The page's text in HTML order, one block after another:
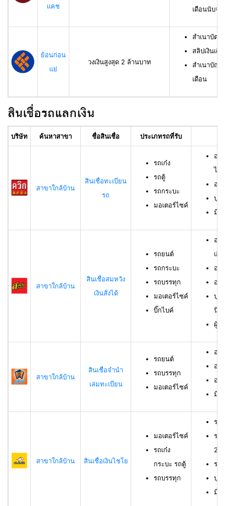
แคช
เดือนนับจ
ย้อนก่อน
แย่
วงเงินสูงสุด 2 ล้านบาท
สำเนาบัต
สลิปเงินเดื
สำเนาบัญชี
เดือน
สินเชื่อรถแลกเงิน
บริษัท ค้นหาสาขา ชื่อสินเชื่อ ประเภทรถที่รับ
สาขาใกล้บ้าน
สินเชื่อทะเบียน
รถ
รถเก๋ง
รถตู้
รถกระบะ
มอเตอร์ไซค์
อา
ไม่
อา
บุค
มีชื่
สาขาใกล้บ้าน
สินเชื่อสมหวัง
เงินสั่งได้
รถยนต์
รถกระบะ
รถบรรทุก
มอเตอร์ไซค์
บิ๊กไบค์
อา
เกิ
อา
อา
บุค
นิติ
ผู้กู้
สาขาใกล้บ้าน
สินเชื่อจำนำ
เล่มทะเบียน
รถยนต์
รถบรรทุก
มอเตอร์ไซค์
อา
อา
อา
มีชื่
สาขาใกล้บ้าน สินเชื่อเงินไชโย
มอเตอร์ไซค์
รถเก๋ง
กระบะ รถตู้
รถบรรทุก
รถ
รถ
23
รถ
บุค
มีร